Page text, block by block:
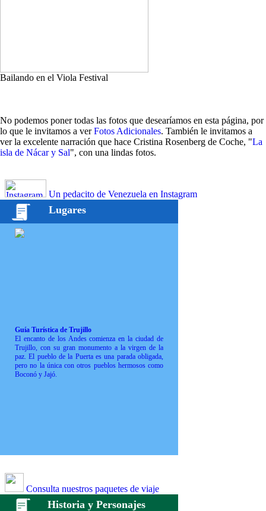
Bailando en el Viola Festival
No podemos poner todas las fotos que desearíamos en esta página, por
lo que le invitamos a verFotos Adicionales. También le invitamos a
ver la excelente narración que hace Cristina Rosenberg de Coche, "La
isla de Nácar y Sal", con una lindas fotos.
Un pedacito de Venezuela en Instagram
Lugares
Guía Turística de Trujillo
El encanto de los Andes comienza en la ciudad de
Trujillo, con su gran monumento a la virgen de la
paz. El pueblo de la Puerta es una parada obligada,
pero no la única con otros pueblos hermosos como
Boconó y Jajó.
Consulta nuestros paquetes de viaje
Historia y Personajes